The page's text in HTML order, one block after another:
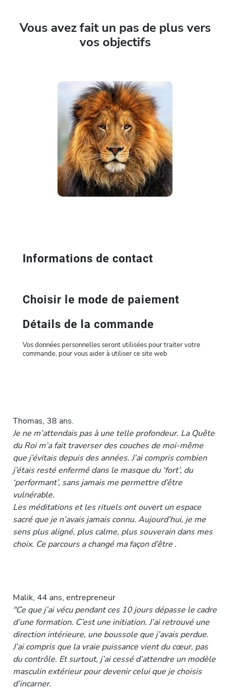
Vous avez fait un pas de plus vers
vos objectifs
Informations de contact
Choisir le mode de paiement
Détails de la commande
Vos données personnelles seront utilisées pour traiter votre
commande, pour vous aider à utiliser ce site web
Thomas, 38 ans.
Je ne m’attendais pas à une telle profondeur. La Quête
du Roi m’a fait traverser des couches de moi-même
que j’évitais depuis des années. J’ai compris combien
j’étais resté enfermé dans le masque du ‘fort’, du
‘performant’, sans jamais me permettre d’être
vulnérable.
Les méditations et les rituels ont ouvert un espace
sacré que je n’avais jamais connu. Aujourd’hui, je me
sens plus aligné, plus calme, plus souverain dans mes
choix. Ce parcours a changé ma façon d’être .
Malik, 44 ans, entrepreneur
"Ce que j’ai vécu pendant ces 10 jours dépasse le cadre
d’une formation. C’est une initiation. J’ai retrouvé une
direction intérieure, une boussole que j’avais perdue.
J’ai compris que la vraie puissance vient du cœur, pas
du contrôle. Et surtout, j’ai cessé d’attendre un modèle
masculin extérieur pour devenir celui que je choisis
d’incarner.